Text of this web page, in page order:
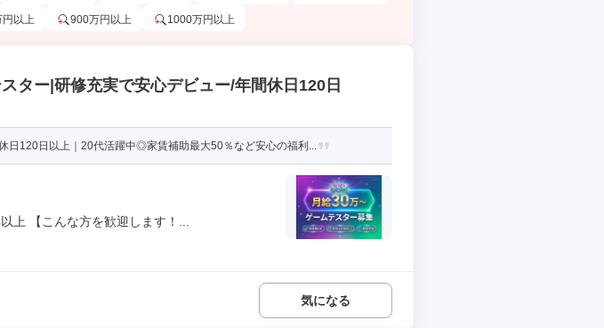
以上 900万円以上 1000万円以上
ター|研修充実で安心デビュー/年間休日120日
日120日以上｜20代活躍中◎家賃補助最大50％など安心の福利...
上 【こんな方を歓迎します！...
気になる